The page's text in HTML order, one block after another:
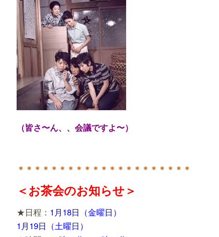
（皆さ〜ん、、会議ですよ〜）
＊＊＊＊＊＊＊＊＊＊＊＊＊＊＊＊＊＊＊＊＊
＜お茶会のお知らせ＞
★日程： 1月18日（金曜日）
1月19日（土曜日）